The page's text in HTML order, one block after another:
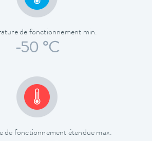
de fonctionnement min.
-50 °C
de fonctionnement étendue max.